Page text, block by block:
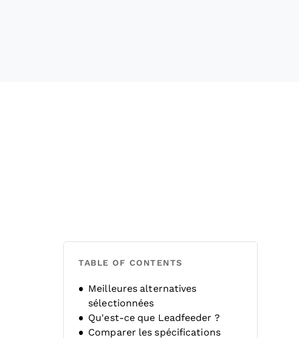
TABLE OF CONTENTS
Meilleures alternatives
sélectionnées
Qu'est-ce que Leadfeeder ?
Comparer les spécifications